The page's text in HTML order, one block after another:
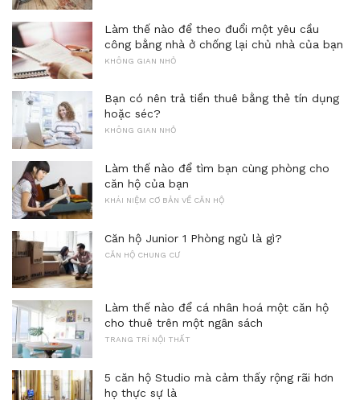
Làm thế nào để theo đuổi một yêu cầu
công bằng nhà ở chống lại chủ nhà của bạn
KHÔNG GIAN NHỎ
Bạn có nên trả tiền thuê bằng thẻ tín dụng
hoặc séc?
KHÔNG GIAN NHỎ
Làm thế nào để tìm bạn cùng phòng cho
căn hộ của bạn
KHÁI NIỆM CƠ BẢN VỀ CĂN HỘ
Căn hộ Junior 1 Phòng ngủ là gì?
CĂN HỘ CHUNG CƯ
Làm thế nào để cá nhân hoá một căn hộ
cho thuê trên một ngân sách
TRANG TRÍ NỘI THẤT
5 căn hộ Studio mà cảm thấy rộng rãi hơn
họ thực sự là